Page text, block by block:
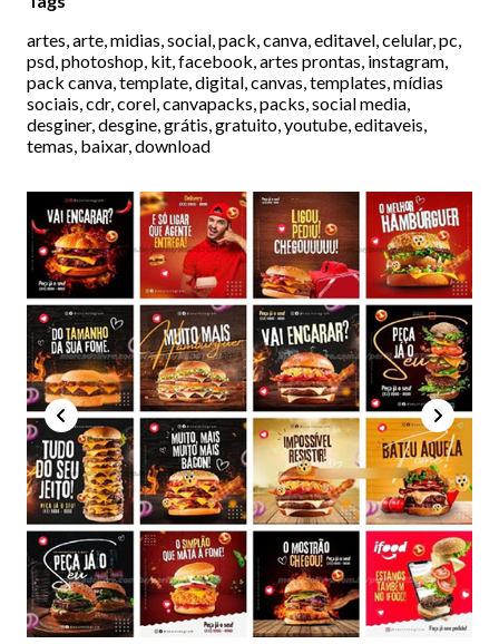
artes, arte, midias, social, pack, canva, editavel, celular, pc,
psd, photoshop, kit, facebook, artes prontas, instagram,
pack canva, template, digital, canvas, templates, mídias
sociais, cdr, corel, canvapacks, packs, social media,
desginer, desgine, grátis, gratuito, youtube, editaveis,
temas, baixar, download